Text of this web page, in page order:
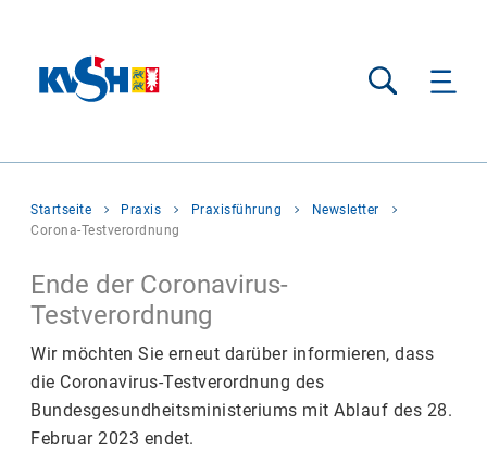
Suche
Sie
befinden
Startseite Praxis Praxisführung
Newsletter
Corona-Testverordnung
Ende der Coronavirus-
Testverordnung
Wir möchten Sie erneut darüber informieren, dass
die Coronavirus-Testverordnung des
Bundesgesundheitsministeriums mit Ablauf des 28.
Februar 2023 endet.